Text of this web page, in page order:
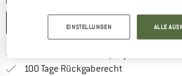
MERKEN
100 Tage Rückgaberecht
EINSTELLUNGEN ALLE